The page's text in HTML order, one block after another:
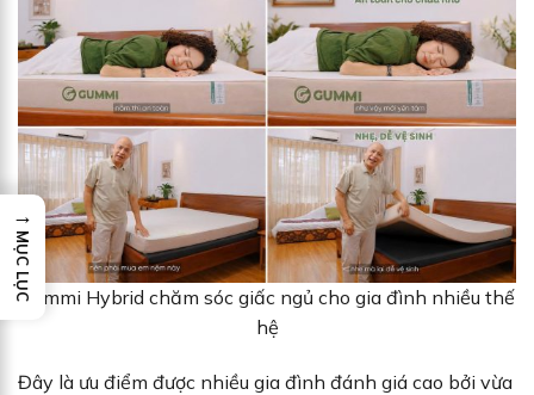
Gummi Hybrid chăm sóc giấc ngủ cho gia đình nhiều thế
hệ
Đây là ưu điểm được nhiều gia đình đánh giá cao bởi vừa
→
MỤC LỤC